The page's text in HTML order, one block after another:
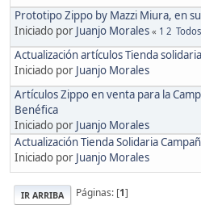
Prototipo Zippo by Mazzi Miura, en
Iniciado por Juanjo Morales « 1 2 Todos
Actualización artículos Tienda solidaria
Iniciado por Juanjo Morales
Artículos Zippo en venta para la
Benéfica
Iniciado por Juanjo Morales
Actualización Tienda Solidaria
Iniciado por Juanjo Morales
IR ARRIBA Páginas: [1]